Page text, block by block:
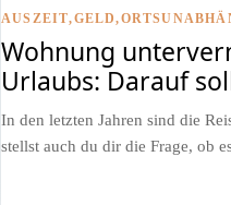
AUSZEIT GELD
Wohnung
Urlaubs: Darauf
In den letzten Jahren sind die
stellst auch du dir die Frage, ob